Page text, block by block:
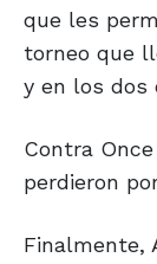
que les
torneo que
y en los dos
Contra
perdieron
Finalmente,